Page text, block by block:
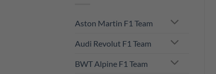
Aston Martin F1 Team
Audi Revolut F1 Team
BWT Alpine F1 Team